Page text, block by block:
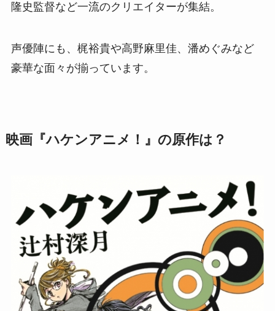
隆史監督など一流のクリエイターが集結。
声優陣にも、梶裕貴や高野麻里佳、潘めぐみなど
豪華な面々が揃っています。
映画『ハケンアニメ！』の原作は？